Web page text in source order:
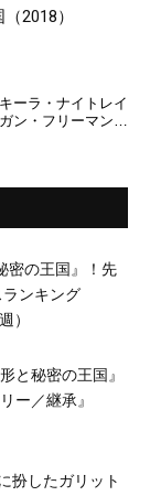
2018）
ーラ・ナイトレイ
ガン・フリーマン
花／坂本真綾／小
密の王国』！先
ンキング
）
と秘密の王国』
ー／継承』
扮したガリット